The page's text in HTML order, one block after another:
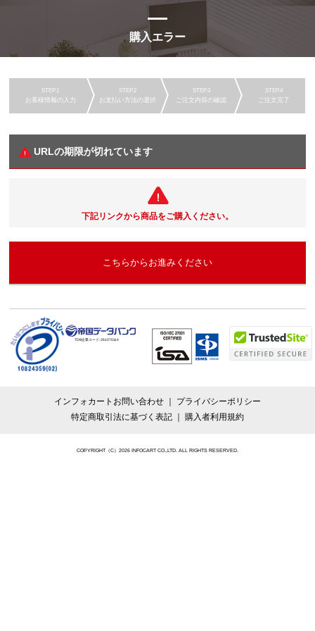
購入エラー
お客様情報の入力 お支払い方法の選択 ご注文内容の確認 ご注文完了
URLの期限が切れています
下記リンクから商品をご購入ください。
こちらからお進みください
TDB企業コード:261070114
インフォカートお問い合わせ
プライバシーポリシー
特定商取引法に基づく表記
購入者利用規約
COPYRIGHT（C）2026 INFOCART CO.,LTD. ALL RIGHTS RESERVED.